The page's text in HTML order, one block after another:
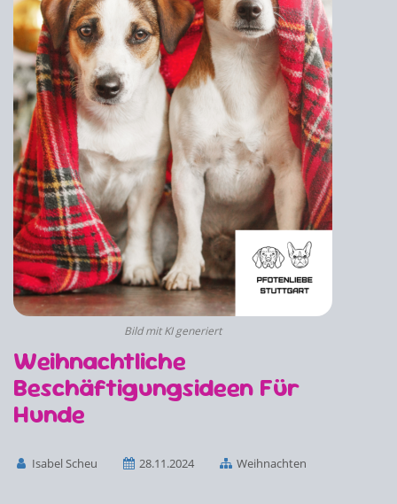
Bild mit KI generiert
Weihnachtliche
Beschäftigungsideen Für
Hunde
Isabel Scheu 28.11.2024 Weihnachten